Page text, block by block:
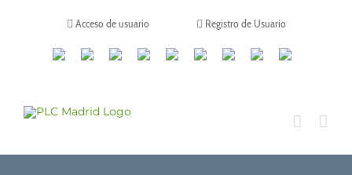
Acceso de usuario Registro de Usuario
CanalesLinkedinYoutubeTiktokFacebookInstagram
X TwitchContacto